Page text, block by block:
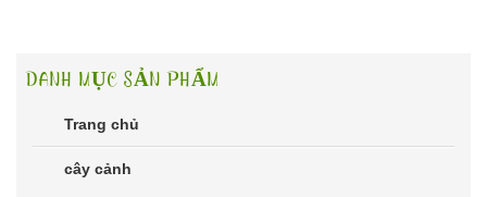
DANH MỤC SẢN PHẨM
Trang chủ
cây cảnh